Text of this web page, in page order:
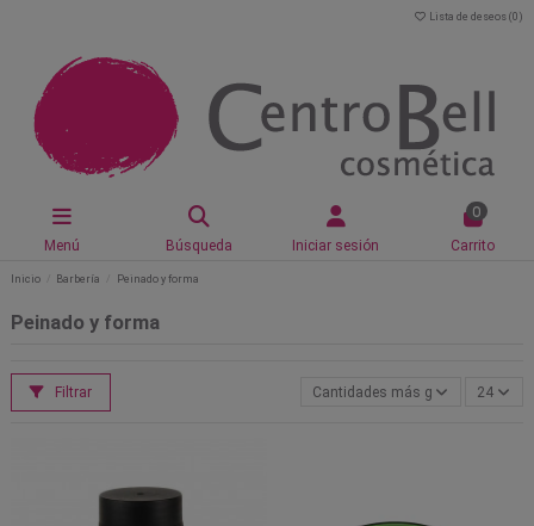
Lista de deseos (0 )
Menú Búsqueda Iniciar sesión
0
Carrito
Inicio Barbería Peinado y forma
Peinado y forma
Filtrar Cantidades más grandes primero
24